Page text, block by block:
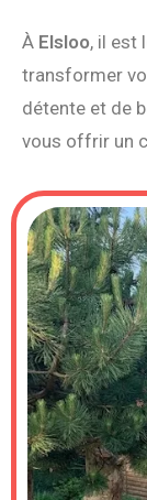
À Elsloo, il est
transformer
détente et de
vous offrir un